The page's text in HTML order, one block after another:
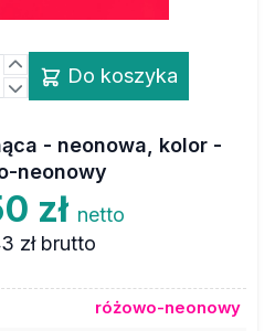
Do koszyka
- neonowa, kolor -
neonowy
zł netto
zł brutto
różowo-neonowy